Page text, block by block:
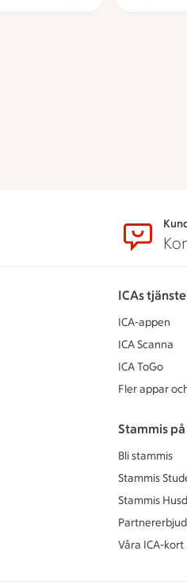
ICAs
ICA-appen
ICA Scanna
ICA ToGo
Fler appar
Stammis på
Bli stammis
Stammis
Stammis
Våra ICA-kort